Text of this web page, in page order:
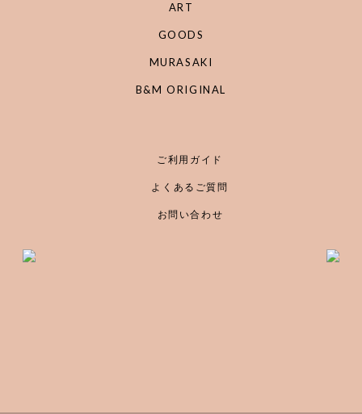
ART
GOODS
MURASAKI
B&M ORIGINAL
ご利用ガイド
よくあるご質問
お問い合わせ